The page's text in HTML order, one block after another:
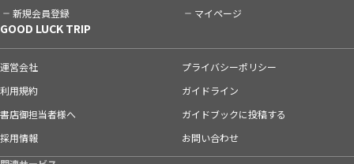
新規会員登録 マイページ
GOOD LUCK TRIP
運営会社
プライバシーポリシー
利用規約
ガイドライン
書店御担当者様へ
ガイドブックに投稿する
採用情報
お問い合わせ